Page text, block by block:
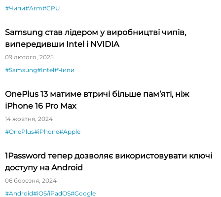
#Чипи#Arm#CPU
Samsung став лідером у виробництві чипів,
випередивши Intel і NVIDIA
09 лютого, 2025
#Samsung#Intel#Чипи
OnePlus 13 матиме втричі більше пам’яті, ніж
iPhone 16 Pro Max
14 жовтня, 2024
#OnePlus#iPhone#Apple
1Password тепер дозволяє використовувати ключі
доступу на Android
06 березня, 2024
#Android#iOS/iPadOS#Google